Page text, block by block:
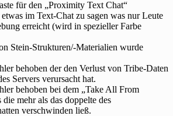
für den „Proximity Text Chat“
im Text-Chat zu sagen was nur Leute
erreicht (wird in spezieller Farbe
Stein-Strukturen/-Materialien wurde
behoben der den Verlust von Tribe-Daten
Servers verursacht hat.
behoben bei dem „Take All From
mehr als das doppelte des
verschwinden ließ.